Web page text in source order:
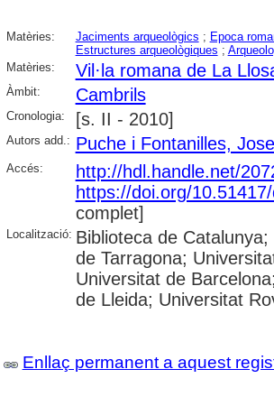
Matèries: Jaciments arqueològics ; Epoca
Estructures arqueològiques ;
Matèries:
Vil·la romana de La
Àmbit: Cambrils
Cronologia: [s. II - 2010]
Autors add.: Puche i Fontanilles,
Accés:
http://hdl.handle.net/
https://doi.org/
complet]
Localització: Biblioteca de
de Tarragona;
Universitat de
de Lleida; Universitat
Enllaç permanent a aquest